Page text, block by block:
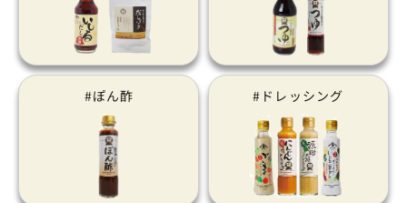
#ぽん酢 #ドレッシング